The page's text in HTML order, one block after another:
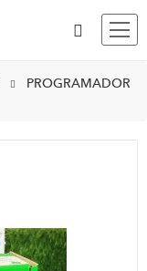
PROGRAMADOR